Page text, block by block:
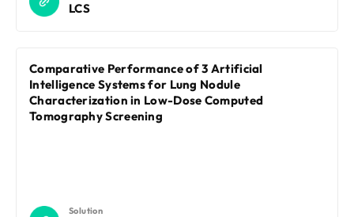
LCS
Comparative Performance of 3 Artificial
Intelligence Systems for Lung Nodule
Characterization in Low-Dose Computed
Tomography Screening
Solution